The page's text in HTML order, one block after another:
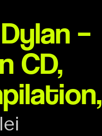
–
CD,
lei